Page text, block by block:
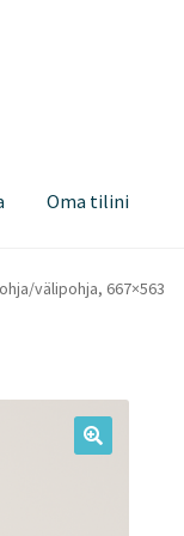
Oma tilini
välipohja, 667×563